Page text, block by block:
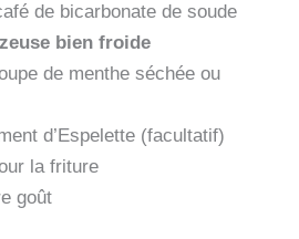
de bicarbonate de soude
bien froide
de menthe séchée ou
d’Espelette (facultatif)
la friture
goût